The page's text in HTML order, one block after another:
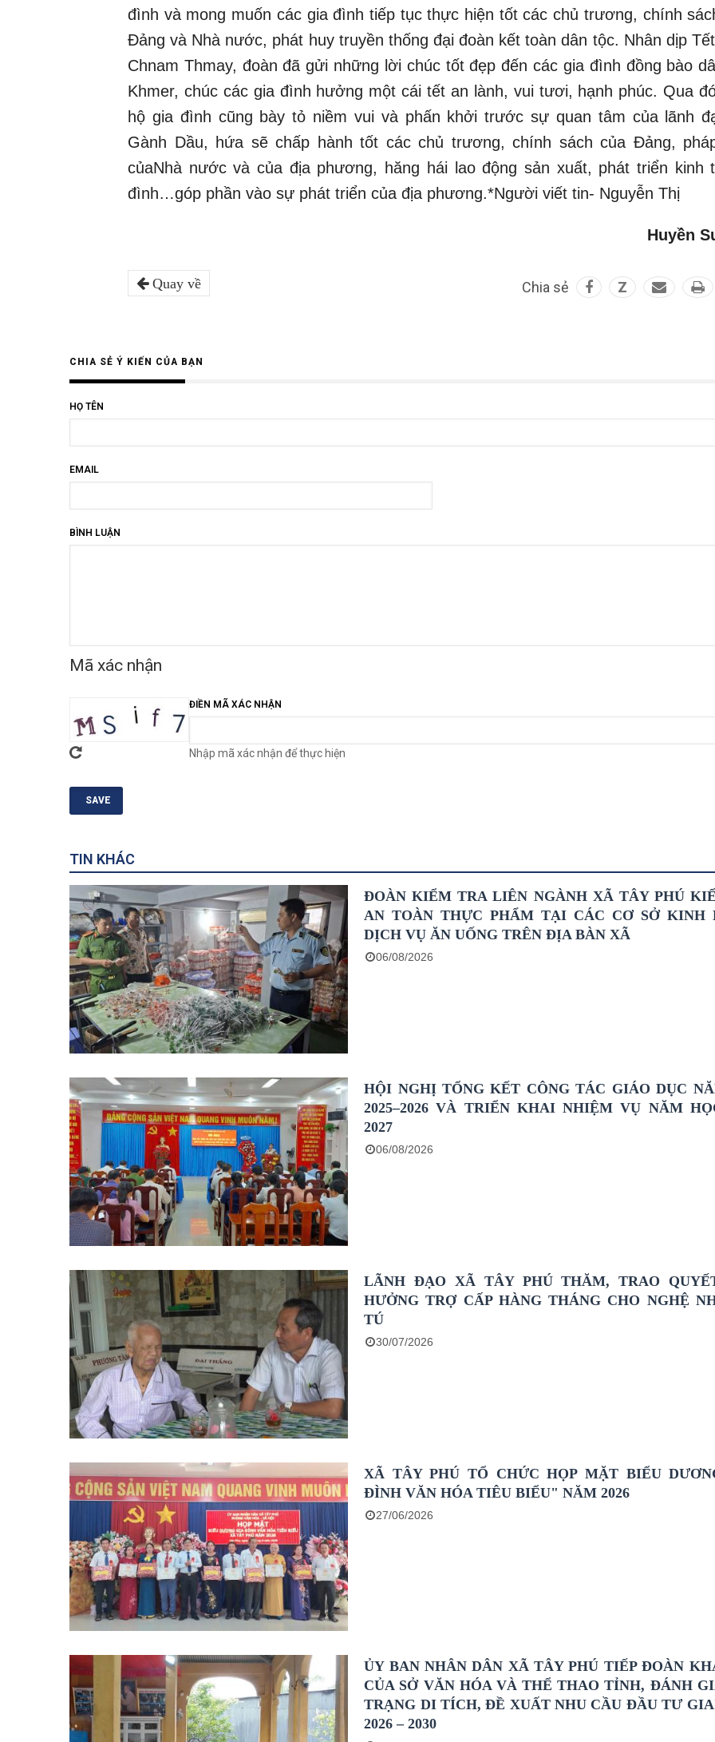
đình và mong muốn các gia đình tiếp tục thực hiện tốt các chủ trương, chính
Đảng và Nhà nước, phát huy truyền thống đại đoàn kết toàn dân tộc. Nhân dịp
Chnam Thmay, đoàn đã gửi những lời chúc tốt đẹp đến các gia đình đồng bào
Khmer, chúc các gia đình hưởng một cái tết an lành, vui tươi, hạnh phúc. Qua
hộ gia đình cũng bày tỏ niềm vui và phấn khởi trước sự quan tâm của lãnh
Gành Dầu, hứa sẽ chấp hành tốt các chủ trương, chính sách của Đảng,
củaNhà nước và của địa phương, hăng hái lao động sản xuất, phát triển kinh
đình…góp phần vào sự phát triển của địa phương.*Người viết tin- Nguyễn Thị
Huyền
Quay về Chia sẻ Z
CHIA SẺ Ý KIẾN CỦA BẠN
HỌ TÊN
EMAIL
BÌNH LUẬN
Mã xác nhận
ĐIỀN MÃ XÁC NHẬN
Nhập mã xác nhận để thực hiện
TIN KHÁC
ĐOÀN KIỂM TRA LIÊN NGÀNH XÃ TÂY PHÚ
AN TOÀN THỰC PHẨM TẠI CÁC CƠ SỞ KINH
DỊCH VỤ ĂN UỐNG TRÊN ĐỊA BÀN XÃ
06/08/2026
HỘI NGHỊ TỔNG KẾT CÔNG TÁC GIÁO DỤC
2025–2026 VÀ TRIỂN KHAI NHIỆM VỤ NĂM
2027
06/08/2026
LÃNH ĐẠO XÃ TÂY PHÚ THĂM, TRAO
HƯỞNG TRỢ CẤP HÀNG THÁNG CHO NGHỆ
TÚ
30/07/2026
XÃ TÂY PHÚ TỔ CHỨC HỌP MẶT BIỂU
ĐÌNH VĂN HÓA TIÊU BIỂU" NĂM 2026
27/06/2026
ỦY BAN NHÂN DÂN XÃ TÂY PHÚ TIẾP ĐOÀN
CỦA SỞ VĂN HÓA VÀ THỂ THAO TỈNH, ĐÁNH
TRẠNG DI TÍCH, ĐỀ XUẤT NHU CẦU ĐẦU TƯ
2026 – 2030